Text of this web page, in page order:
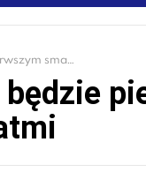
z trzema aparatmi